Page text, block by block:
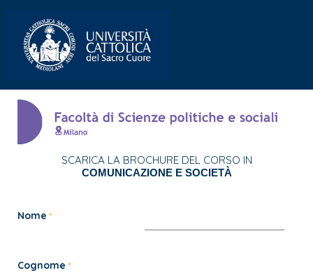
SCARICA LA BROCHURE DEL CORSO IN
COMUNICAZIONE E SOCIETÀ
Nome
Cognome